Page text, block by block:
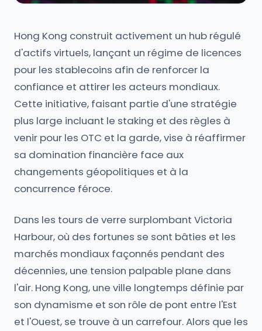
Hong Kong construit activement un hub régulé
d'actifs virtuels, lançant un régime de licences
pour les stablecoins afin de renforcer la
confiance et attirer les acteurs mondiaux.
Cette initiative, faisant partie d'une stratégie
plus large incluant le staking et des règles à
venir pour les OTC et la garde, vise à réaffirmer
sa domination financière face aux
changements géopolitiques et à la
concurrence féroce.
Dans les tours de verre surplombant Victoria
Harbour, où des fortunes se sont bâties et les
marchés mondiaux façonnés pendant des
décennies, une tension palpable plane dans
l'air. Hong Kong, une ville longtemps définie par
son dynamisme et son rôle de pont entre l'Est
et l'Ouest, se trouve à un carrefour. Alors que les